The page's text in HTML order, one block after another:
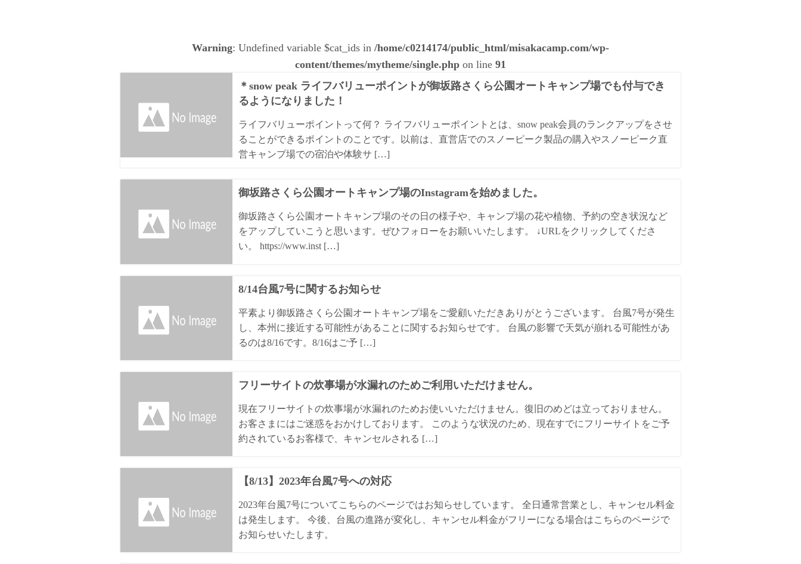
Warning: Undefined variable $cat_ids in /home/c0214174/public_html/misakacamp.com/wp-
content/themes/mytheme/single.phpon line 91
＊snow peak ライフバリューポイントが御坂路さくら公園オートキャンプ場でも付与でき
るようになりました！
ライフバリューポイントって何？ ライフバリューポイントとは、snow peak会員のランクアップをさせ
ることができるポイントのことです。以前は、直営店でのスノーピーク製品の購入やスノーピーク直
営キャンプ場での宿泊や体験サ […]
御坂路さくら公園オートキャンプ場のInstagramを始めました。
御坂路さくら公園オートキャンプ場のその日の様子や、キャンプ場の花や植物、予約の空き状況など
をアップしていこうと思います。ぜひフォローをお願いいたします。 ↓URLをクリックしてくださ
い。 https://www.inst […]
8/14台風7号に関するお知らせ
平素より御坂路さくら公園オートキャンプ場をご愛顧いただきありがとうございます。 台風7号が発生
し、本州に接近する可能性があることに関するお知らせです。 台風の影響で天気が崩れる可能性があ
るのは8/16です。8/16はご予 […]
フリーサイトの炊事場が水漏れのためご利用いただけません。
現在フリーサイトの炊事場が水漏れのためお使いいただけません。復旧のめどは立っておりません。
お客さまにはご迷惑をおかけしております。 このような状況のため、現在すでにフリーサイトをご予
約されているお客様で、キャンセルされる […]
【8/13】2023年台風7号への対応
2023年台風7号についてこちらのページではお知らせしています。 全日通常営業とし、キャンセル料金
は発生します。 今後、台風の進路が変化し、キャンセル料金がフリーになる場合はこちらのページで
お知らせいたします。